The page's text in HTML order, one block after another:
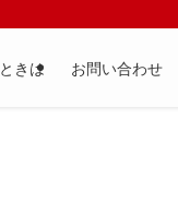
きは お問い合わせ